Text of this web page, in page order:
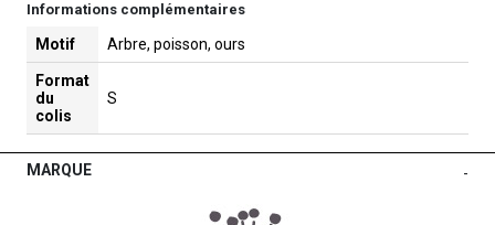
Informations complémentaires
Motif Arbre, poisson, ours
Format
du
colis
S
MARQUE -